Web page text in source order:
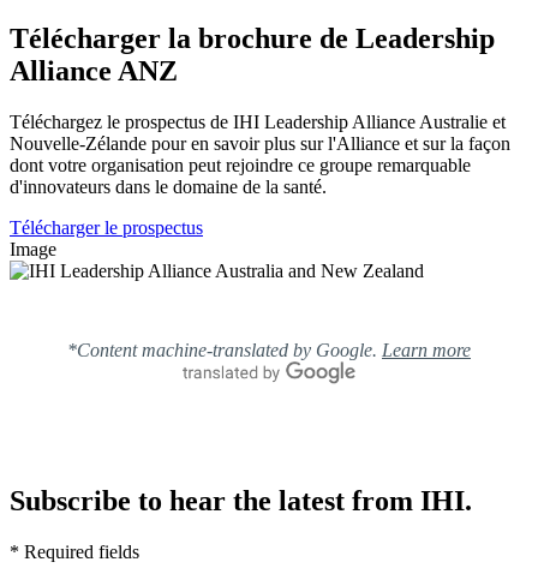
Télécharger la brochure de Leadership
Alliance ANZ
Téléchargez le prospectus de IHI Leadership Alliance Australie et
Nouvelle-Zélande pour en savoir plus sur l'Alliance et sur la façon
dont votre organisation peut rejoindre ce groupe remarquable
d'innovateurs dans le domaine de la santé.
Télécharger le prospectus
Image
*Content machine-translated by Google. Learn more
Subscribe to hear the latest from IHI.
* Required fields